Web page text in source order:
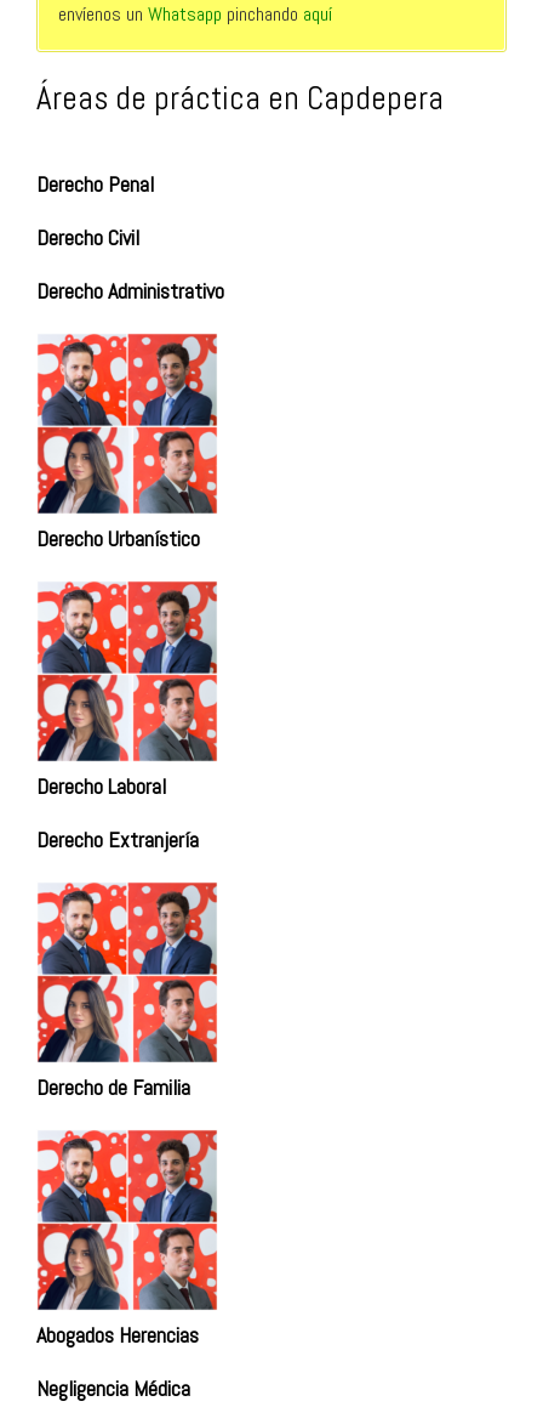
envíenos un Whatsapp pinchando aquí
Áreas de práctica en Capdepera
Derecho Penal
Derecho Civil
Derecho Administrativo
Derecho Urbanístico
Derecho Laboral
Derecho Extranjería
Derecho de Familia
Abogados Herencias
Negligencia Médica